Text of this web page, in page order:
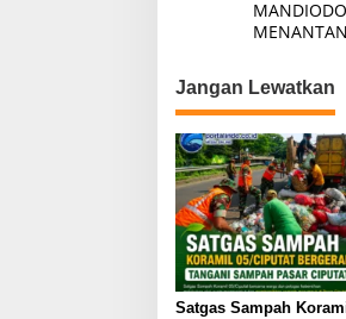
v
g
a
s
i
p
o
s
Jangan Lewatkan
Satgas Sampah